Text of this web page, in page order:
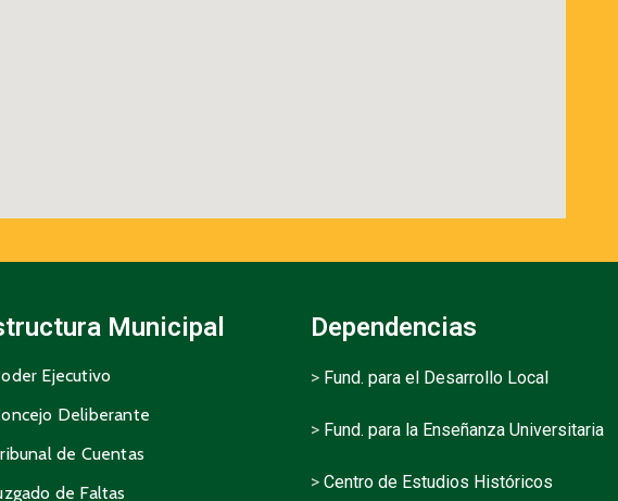
Municipal
Ejecutivo
Deliberante
de Cuentas
de Faltas
Dependencias
> Fund. para el Desarrollo Local
> Fund. para la Enseñanza Universitaria
> Centro de Estudios Históricos